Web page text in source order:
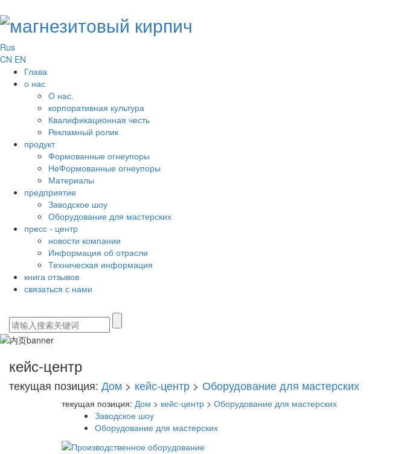
Rus
CN EN
Глава
о нас
О нас.
корпоративная культура
Квалификационная честь
Рекламный ролик
продукт
Формованные огнеупоры
НеФормованные огнеупоры
Материалы
предприятие
Заводское шоу
Оборудование для мастерских
пресс - центр
новости компании
Информация об отрасли
Техническая информация
книга отзывов
связаться с нами
кейс-центр
текущая позиция: Дом > кейс-центр > Оборудование для мастерских
текущая позиция: Дом > кейс-центр > Оборудование для мастерских
Заводское шоу
Оборудование для мастерских